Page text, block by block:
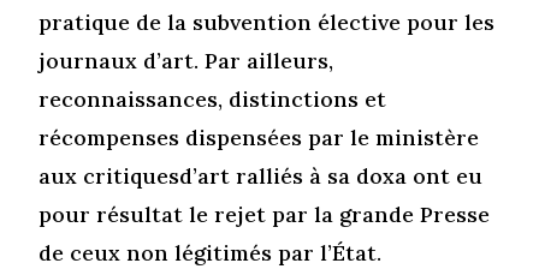
pratique de la subvention élective pour les
journaux d’art. Par ailleurs,
reconnaissances, distinctions et
récompenses dispensées par le ministère
aux critiquesd’art ralliés à sa doxa ont eu
pour résultat le rejet par la grande Presse
de ceux non légitimés par l’État.